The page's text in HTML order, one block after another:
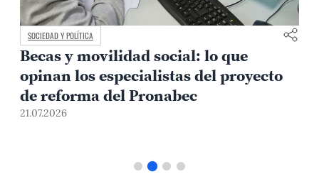
SOCIEDAD Y POLÍTICA
Becas y movilidad social: lo que
opinan los especialistas del proyecto
de reforma del Pronabec
21.07.2026